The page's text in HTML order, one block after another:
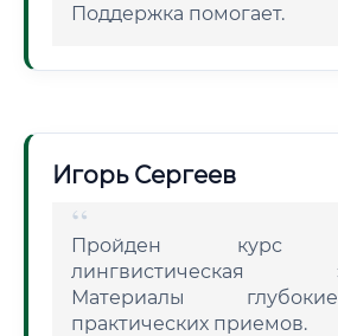
Поддержка помогает.
Игорь Сергеев
Пройден курс
лингвистическая
Материалы
практических приемов.